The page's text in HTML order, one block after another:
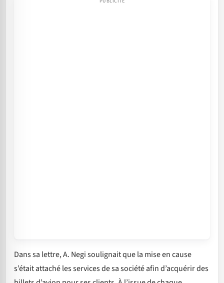
Dans sa lettre, A. Negi soulignait que la mise en cause
s’était attaché les services de sa société afin d’acquérir des